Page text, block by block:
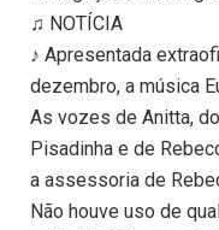
♫ NOTÍCIA
♪ Apresentada
dezembro, a música
As vozes de Anitta,
Pisadinha e de
a assessoria de
Não houve uso de